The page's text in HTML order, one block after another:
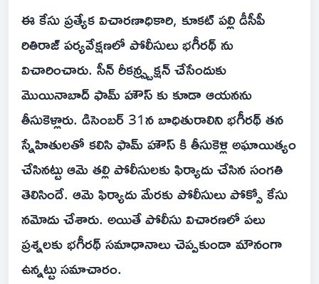
ఈ కేసు ప్రత్యేక విచారణాధికారి, కూకట్ పల్లి డీసీపీ
రితిరాజ్ పర్యవేక్షణలో పోలీసులు భగీరథ్ ను
విచారించారు. సీన్ రీకన్స్ట్రక్షన్ చేసేందుకు
మొయినాబాద్ ఫామ్ హౌస్ కు కూడా ఆయనను
తీసుకెళ్లారు. డిసెంబర్ 31న బాధితురాలిని భగీరథ్ తన
స్నేహితులతో కలిసి ఫామ్ హౌస్ కి తీసుకెళ్లి అఘాయిత్యం
చేసినట్టు ఆమె తల్లి పోలీసులకు ఫిర్యాదు చేసిన సంగతి
తెలిసిందే. ఆమె ఫిర్యాదు మేరకు పోలీసులు పోక్సో కేసు
నమోదు చేశారు. అయితే పోలీసు విచారణలో పలు
ప్రశ్నలకు భగీరథ్ సమాధానాలు చెప్పకుండా మౌనంగా
ఉన్నట్టు సమాచారం.